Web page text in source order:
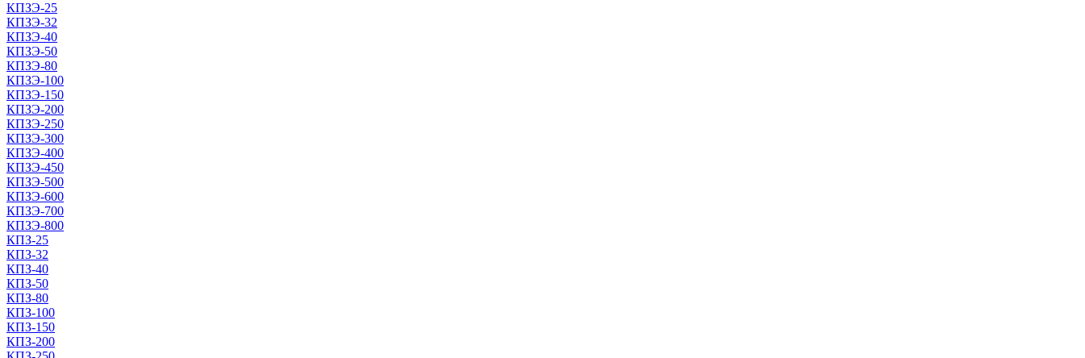
КПЗЭ-25
КПЗЭ-32
КПЗЭ-40
КПЗЭ-50
КПЗЭ-80
КПЗЭ-100
КПЗЭ-150
КПЗЭ-200
КПЗЭ-250
КПЗЭ-300
КПЗЭ-400
КПЗЭ-450
КПЗЭ-500
КПЗЭ-600
КПЗЭ-700
КПЗЭ-800
КПЗ-25
КПЗ-32
КПЗ-40
КПЗ-50
КПЗ-80
КПЗ-100
КПЗ-150
КПЗ-200